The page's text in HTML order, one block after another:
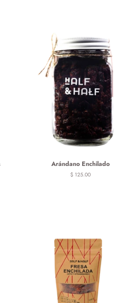
Arándano Enchilado
Precio
$ 125.00